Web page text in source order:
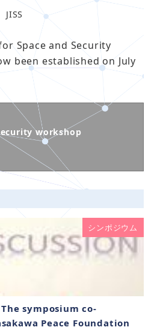
著
JISS
Space and Security
been established on July
workshop
シンポジウム
symposium co-
Peace Foundation